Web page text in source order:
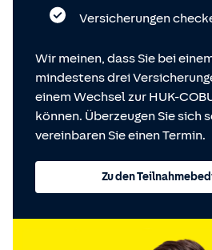
Versicherungen
Wir meinen, dass Sie bei
mindestens drei
einem Wechsel zur HUK-
können. Überzeugen Sie sich
vereinbaren Sie einen Termin.
Zu den